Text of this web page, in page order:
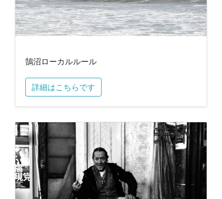
鵠沼ローカルルール
詳細はこちらです